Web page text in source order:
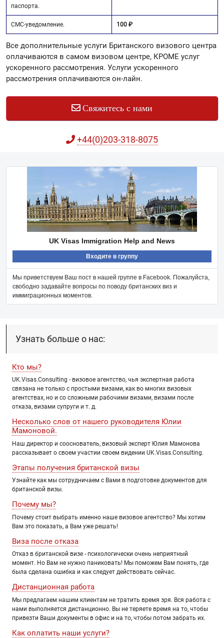
паспорта.
СМС-уведомление. 100 ₽
Все дополнительные услуги Британского визового центра
оплачиваются в самом визовом центре, КРОМЕ услуг
ускоренного рассмотрения. Услуги ускоренного
рассмотрения оплачиваются он-лайн.
Свяжитесь с нами
+44(0)203-318-8075
UK Visas Immigration Help and News
Входите в группу
Мы приветствуем Ваш пост в нашей группе в Facebook. Пожалуйста,
свободно задавайте вопросы по поводу британских виз и
иммиграционных моментов.
Узнать больше о нас:
Кто мы?
UK.Visas.Consulting - визовое агентство, чья экспертная работа
связана не только с простыми визами, как во многих визовых
агентствах, но и со сложными рабочими визами, визами после
отказа, визами супруги и т. д.
Несколько слов от нашего руководителя Юлии
Мамоновой.
Наш директор и сооснователь, визовый эксперт Юлия Мамонова
рассказывает о своем участии своем видении UK.Visas.Consulting.
Этапы получения британской визы
Узнайте как мы сотрудничаем с Вами в подготовке документов для
британской визы.
Почему мы?
Почему стоит выбрать именно наше визовое агентство? Мы хотим
Вам это показать, а Вам уже решать!
Виза после отказа
Отказ в британской визе - психологически очень неприятный
момент. Но Вам не нужно паниковать! Мы поможем Вам понять, где
была сделана ошибка и как следует действовать сейчас.
Дистанционная работа
Мы предлагаем нашим клиентам не тратить время зря. Вся работа с
нами выполняется дистанционно. Вы не теряете время на то, чтобы
привезти Ваши документы в офис и на то, чтобы потом забрать их.
Как оплатить наши услуги?